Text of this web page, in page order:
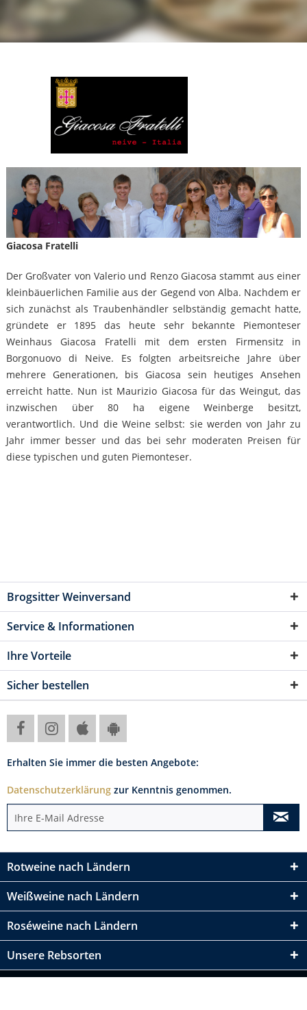
Giacosa Fratelli
Der Großvater von Valerio und Renzo Giacosa stammt aus einer
kleinbäuerlichen Familie aus der Gegend von Alba. Nachdem er
sich zunächst als Traubenhändler selbständig gemacht hatte,
gründete er 1895 das heute sehr bekannte Piemonteser
Weinhaus Giacosa Fratelli mit dem ersten Firmensitz in
Borgonuovo di Neive. Es folgten arbeitsreiche Jahre über
mehrere Generationen, bis Giacosa sein heutiges Ansehen
erreicht hatte. Nun ist Maurizio Giacosa für das Weingut, das
inzwischen über 80 ha eigene Weinberge besitzt,
verantwortlich. Und die Weine selbst: sie werden von Jahr zu
Jahr immer besser und das bei sehr moderaten Preisen für
diese typischen und guten Piemonteser.
Brogsitter Weinversand
Service & Informationen
Ihre Vorteile
Sicher bestellen
Erhalten Sie immer die besten Angebote:
Datenschutzerklärung zur Kenntnis genommen.
Rotweine nach Ländern
Weißweine nach Ländern
Roséweine nach Ländern
Unsere Rebsorten